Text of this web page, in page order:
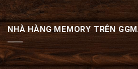
NHÀ HÀNG MEMORY TRÊN